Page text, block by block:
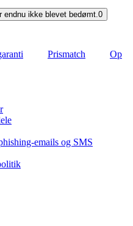
endnu ikke blevet bedømt.0
Prismatch
Op
emails og SMS